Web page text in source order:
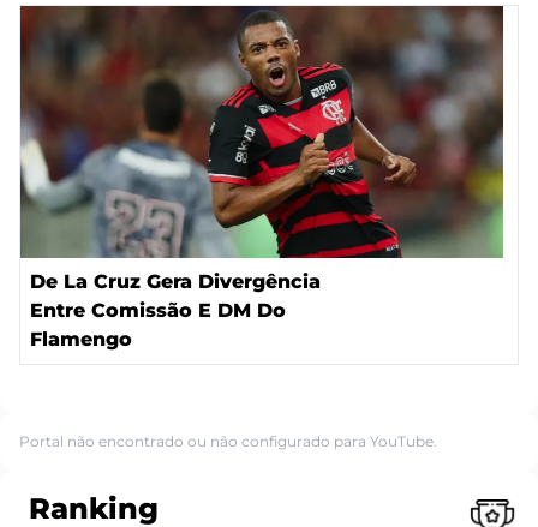
De La Cruz Gera Divergência
Entre Comissão E DM Do
Flamengo
Portal não encontrado ou não configurado para YouTube.
Ranking